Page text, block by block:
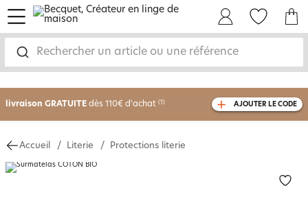
Rechercher un article ou une référence
menu
-30% sur votre commande
achetés
livraison GRATUITE dès 110€ d'achat
AJOUTER LE CODE
Accueil Literie Protections literie